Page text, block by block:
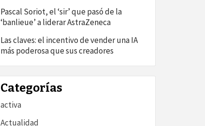
Pascal Soriot, el ‘sir’ que pasó de la
‘banlieue’ a liderar AstraZeneca
Las claves: el incentivo de vender una IA
más poderosa que sus creadores
Categorías
activa
Actualidad